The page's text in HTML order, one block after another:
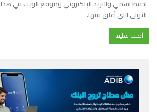
احفظ اسمي والبريد الإلكتروني وموقع الويب في
الأولى التي أعلق فيها.